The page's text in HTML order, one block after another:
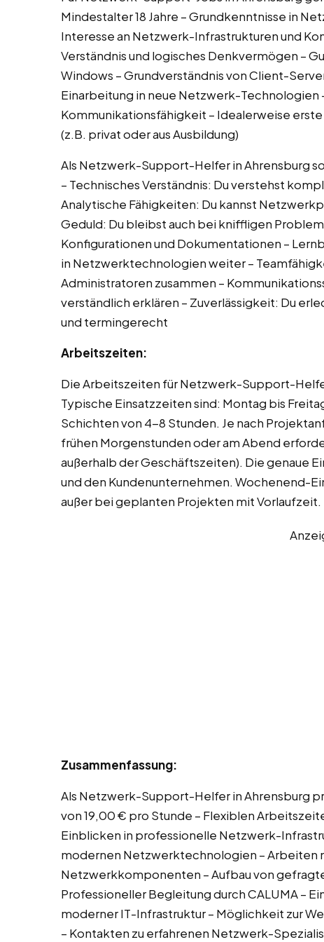
Mindestalter 18 Jahre – Grundkenntnisse in
Interesse an Netzwerk-Infrastrukturen und
Verständnis und logisches Denkvermögen –
Windows – Grundverständnis von Client-
Einarbeitung in neue Netzwerk-Technologien
Kommunikationsfähigkeit – Idealerweise
(z.B. privat oder aus Ausbildung)
Als Netzwerk-Support-Helfer in Ahrensburg
– Technisches Verständnis: Du verstehst
Analytische Fähigkeiten: Du kannst
Geduld: Du bleibst auch bei kniffligen
Konfigurationen und Dokumentationen –
in Netzwerktechnologien weiter –
Administratoren zusammen –
verständlich erklären – Zuverlässigkeit: Du
und termingerecht
Arbeitszeiten:
Die Arbeitszeiten für Netzwerk-Support-
Typische Einsatzzeiten sind: Montag bis
Schichten von 4-8 Stunden. Je nach
frühen Morgenstunden oder am Abend
außerhalb der Geschäftszeiten). Die genaue
und den Kundenunternehmen. Wochenend-
außer bei geplanten Projekten mit Vorlaufzeit.
Zusammenfassung:
Als Netzwerk-Support-Helfer in Ahrensburg
von 19,00 € pro Stunde – Flexiblen
Einblicken in professionelle Netzwerk-
modernen Netzwerktechnologien – Arbeiten
Netzwerkkomponenten – Aufbau von
Professioneller Begleitung durch CALUMA –
moderner IT-Infrastruktur – Möglichkeit zur
– Kontakten zu erfahrenen Netzwerk-